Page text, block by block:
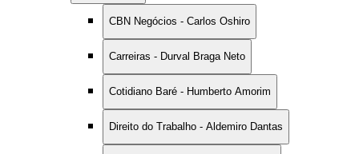
CBN Negócios - Carlos Oshiro
Carreiras - Durval Braga Neto
Cotidiano Baré - Humberto Amorim
Direito do Trabalho - Aldemiro Dantas